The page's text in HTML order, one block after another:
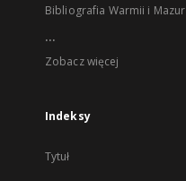
Bibliografia Warmii i Mazur
...
Zobacz więcej
Indeksy
Tytuł